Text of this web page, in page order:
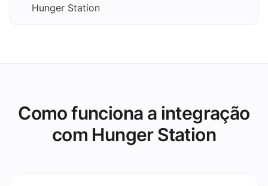
Hunger Station
Como funciona a integração
com Hunger Station